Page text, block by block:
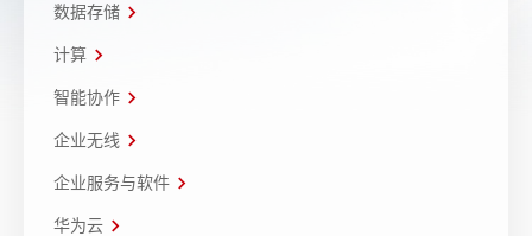
数据存储
计算
智能协作
企业无线
企业服务与软件
华为云